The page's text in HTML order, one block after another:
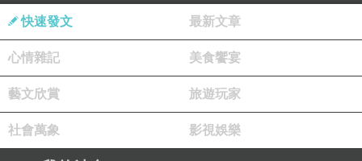
● 材質：畫面為PVC材質，高密度版面，立體包邊，無任何油
漆味，結實耐用環保，
易掛易取易清潔，四周邊框為實木材質，堅持採用2.5CM以上
厚度(保持最佳視覺比例)。
快速發文 最新文章
心情雜記 美食饗宴
藝文欣賞 旅遊玩家
社會萬象 影視娛樂